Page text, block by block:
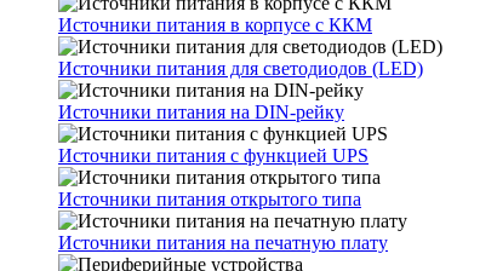
Источники питания в корпусе с ККМ
Источники питания для светодиодов (LED)
Источники питания на DIN-рейку
Источники питания с функцией UPS
Источники питания открытого типа
Источники питания на печатную плату